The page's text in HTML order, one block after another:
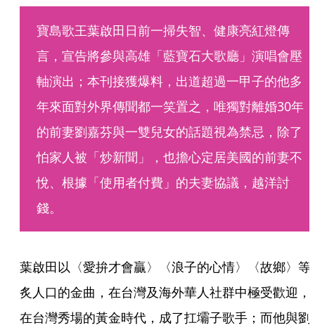
寶島歌王葉啟田日前一掃失智、健康亮紅燈傳
言，宣告將參與高雄「藍寶石大歌廳」演唱會壓
軸演出；本刊接獲爆料，出道超過一甲子的他多
年來面對外界傳聞都一笑置之，唯獨對離婚30年
的前妻劉嘉芬與一雙兒女的話題視為禁忌，除了
怕家人被「炒新聞」，也擔心定居美國的前妻不
悅、根據「使用者付費」的夫妻協議，越洋討
錢。
葉啟田以〈愛拚才會贏〉〈浪子的心情〉〈故鄉〉等
炙人口的金曲，在台灣及海外華人社群中極受歡迎，
在台灣秀場的黃金時代，成了扛壩子歌手；而他與劉